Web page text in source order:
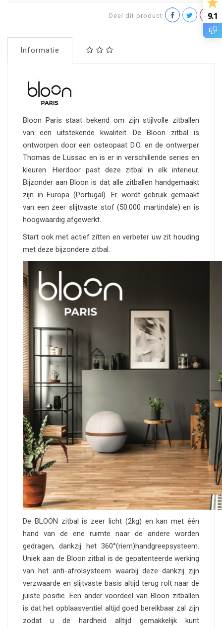
Deel dit product
Informatie
Bloon Paris staat bekend om zijn stijlvolle zitballen
van een uitstekende kwaliteit. De Bloon zitbal is
ontworpen door een osteopaat D.O. en de ontwerper
Thomas de Lussac en is er in verschillende series en
kleuren. Hierdoor past deze zitbal in elk interieur.
Bijzonder aan Bloon is dat alle zitballen handgemaakt
zijn in Europa (Portugal). Er wordt gebruik gemaakt
van een zeer slijtvaste stof (50.000 martindale) en is
hoogwaardig afgewerkt.
Start ook met actief zitten en verbeter uw zit houding
met deze bijzondere zitbal.
De BLOON zitbal is zeer licht (2kg) en kan met één
hand van de ene ruimte naar de andere worden
gedragen, dankzij het 360°(riem)handgreepsysteem.
Uniek aan de Bloon zitbal is de gepatenteerde werking
van het anti-afrolsysteem waarbij deze dankzij zijn
verzwaarde en slijtvaste basis altijd terug rolt naar de
juiste positie .Een ander voordeel van Bloon zitballen
is dat het opblaasventiel altijd goed bereikbaar zal zijn
zodat u de hardheid alltijd gemakkelijk kunt
9.1